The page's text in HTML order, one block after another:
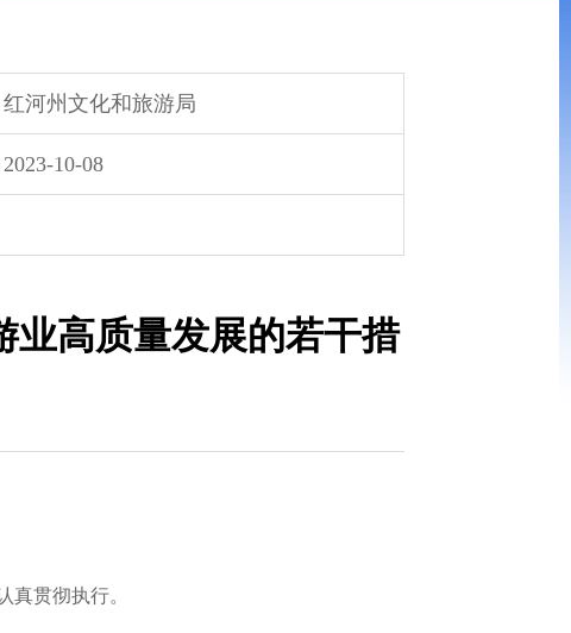
红河州文化和旅游局
2023-10-08
业高质量发展的若干措
贯彻执行。